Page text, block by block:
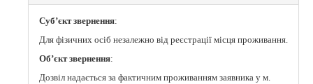
Суб’єкт звернення:
Для фізичних осіб незалежно від реєстрації місця проживання.
Об’єкт звернення:
Дозвіл надається за фактичним проживанням заявника у м.